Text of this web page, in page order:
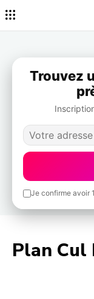
Trouvez
Je confirme avoir
Plan Cul